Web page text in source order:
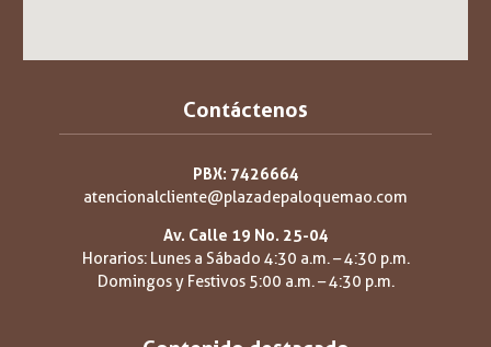
Contáctenos
PBX: 7426664
atencionalcliente@plazadepaloquemao.com
Av. Calle 19 No. 25-04
Horarios: Lunes a Sábado 4:30 a.m. – 4:30 p.m.
Domingos y Festivos 5:00 a.m. – 4:30 p.m.